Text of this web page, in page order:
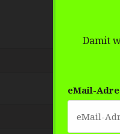
Damit
eMail-